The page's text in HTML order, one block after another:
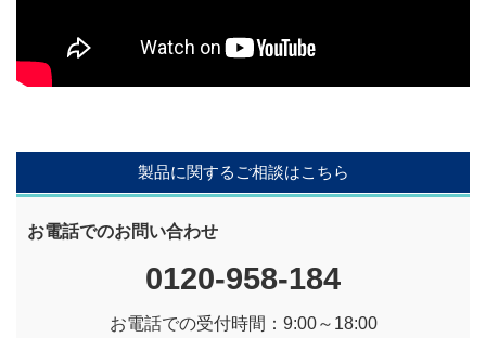
製品に関するご相談はこちら
お電話でのお問い合わせ
0120-958-184
お電話での受付時間：9:00～18:00